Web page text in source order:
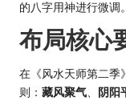
的八字用神进行微调。
布局核心
在《风水天师第二季
则： 藏风聚气 阴阳